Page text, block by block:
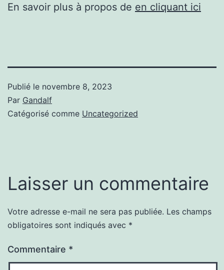
En savoir plus à propos de en cliquant ici
Publié le novembre 8, 2023
Par Gandalf
Catégorisé comme Uncategorized
Laisser un commentaire
Votre adresse e-mail ne sera pas publiée. Les champs
obligatoires sont indiqués avec *
Commentaire *